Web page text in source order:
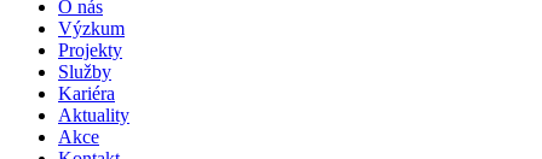
O nás
Výzkum
Projekty
Služby
Kariéra
Aktuality
Akce